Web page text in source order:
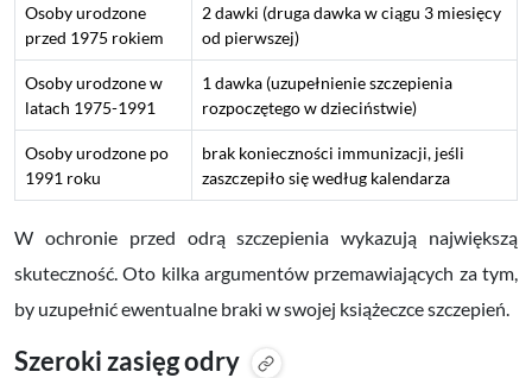
Osoby urodzone
przed 1975 rokiem
2 dawki (druga dawka w ciągu 3 miesięcy
od pierwszej)
Osoby urodzone w
latach 1975-1991
1 dawka (uzupełnienie szczepienia
rozpoczętego w dzieciństwie)
Osoby urodzone po
1991 roku
brak konieczności immunizacji, jeśli
zaszczepiło się według kalendarza
W ochronie przed odrą szczepienia wykazują największą
skuteczność. Oto kilka argumentów przemawiających za tym,
by uzupełnić ewentualne braki w swojej książeczce szczepień.
Szeroki zasięg odry